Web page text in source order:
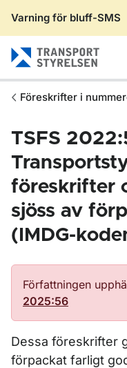
Varning för bluff-SMS
Föreskrifter i
TSFS
föreskrifter
sjöss av
(IMDG-
Författningen
2025:56
Dessa föreskrifter
förpackat farligt